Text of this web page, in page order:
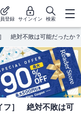
登録 サインイン 検索
絶対不敗は可能だったか？
フ］ 絶対不敗は可